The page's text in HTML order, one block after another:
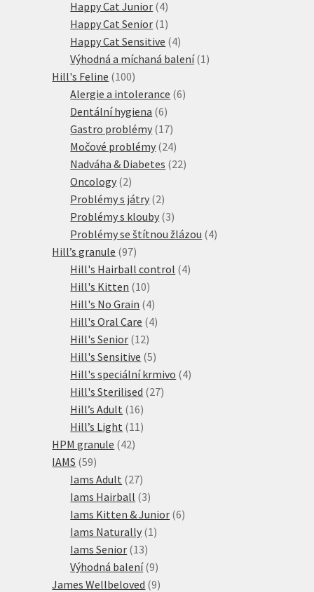
Happy Cat Junior 44
produkty
Happy Cat Senior 1 1
produkt
Happy Cat Sensitive 44
produkty
Výhodná a míchaná balení 1 1
Hill's Feline 100100
produktů
Alergie a intolerance 66
Dentální hygiena 66
produktů
Gastro problémy 1717
produktů
Močové problémy 2424
produktů
Nadváha & Diabetes 2222
Oncology 22
produkty
Problémy s játry 22
produkty
Problémy s klouby 33
produkty
Problémy se štítnou žlázou 44
Hill’s granule 9797
produktů
Hill's Hairball control 44
Hill's Kitten 1010
produktů
Hill's No Grain 44
produkty
Hill's Oral Care 44
Hill's Senior 1212
produktů
Hill's Sensitive 55
produktů
Hill's speciální krmivo 44
Hill's Sterilised 2727
Hill’s Adult 1616
produktů
Hill’s Light 11 11
HPM granule 4242
IAMS 5959
produktů
Iams Adult 2727
produktů
Iams Hairball 33
produkty
Iams Kitten & Junior 66
Iams Naturally 1 1
Iams Senior 1313
produktů
Výhodná balení 99
produktů
James Wellbeloved 99